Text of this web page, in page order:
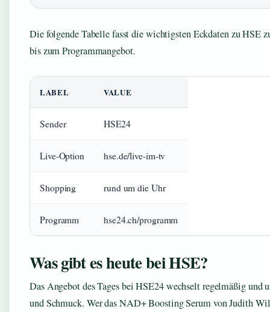
Die folgende Tabelle fasst die wichtigsten Eckdaten zu HSE
bis zum Programmangebot.
LABEL VALUE
Sender HSE24
Live-Option hse.de/live-im-tv
Shopping rund um die Uhr
Programm hse24.ch/programm
Was gibt es heute bei HSE?
Das Angebot des Tages bei HSE24 wechselt regelmäßig und
und Schmuck. Wer das NAD+ Boosting Serum von Judith